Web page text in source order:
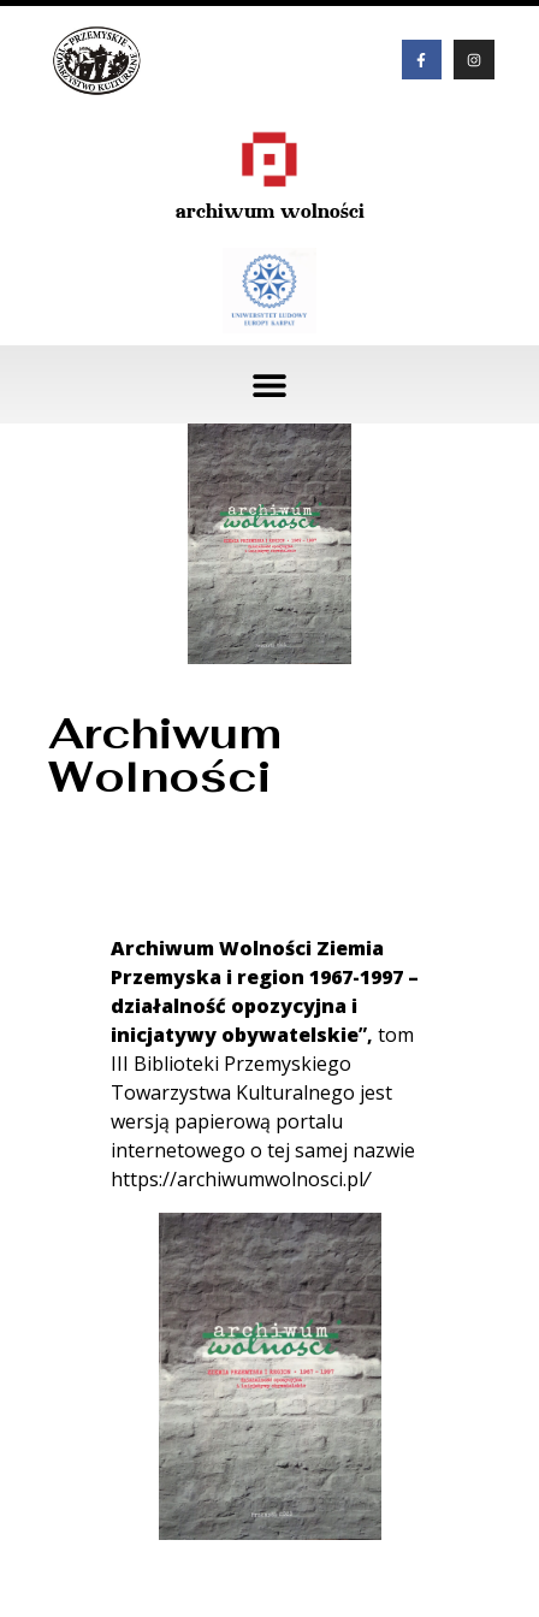
archiwum wolności
Archiwum
Wolności
Archiwum Wolności Ziemia
Przemyska i region 1967-1997 –
działalność opozycyjna i
inicjatywy obywatelskie”, tom
III Biblioteki Przemyskiego
Towarzystwa Kulturalnego jest
wersją papierową portalu
internetowego o tej samej nazwie
https://archiwumwolnosci.pl/